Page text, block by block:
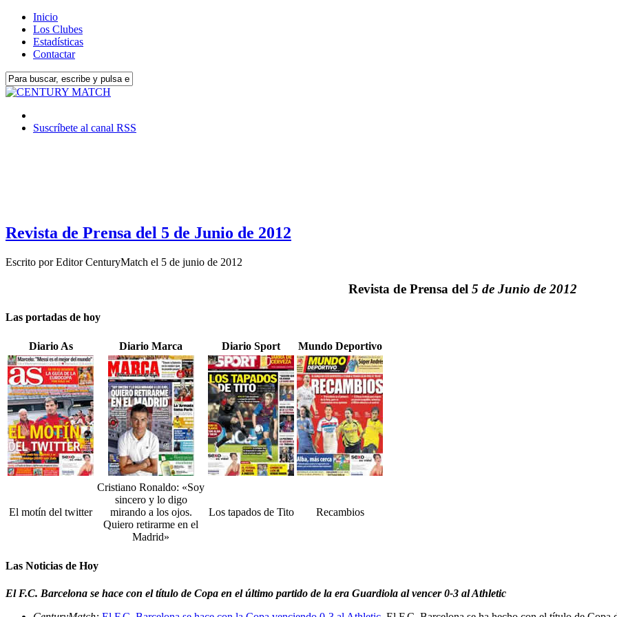
Inicio
Los Clubes
Estadísticas
Contactar
Suscríbete al canal RSS
Revista de Prensa del 5 de Junio de 2012
Escrito porEditor CenturyMatch el 5 de junio de 2012
Revista de Prensa del 5 de Junio de 2012
Las portadas de hoy
Diario As Diario Marca Diario Sport Mundo Deportivo
El motín del twitter
Cristiano Ronaldo: «Soy
sincero y lo digo
mirando a los ojos.
Quiero retirarme en el
Madrid»
Los tapados de Tito Recambios
Las Noticias de Hoy
El F.C. Barcelona se hace con el título de Copa en el último partido de la era Guardiola al vencer 0-3 al Athletic